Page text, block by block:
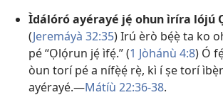
Ìdálóró ayérayé jẹ́ ohun ìríra lójú
(Jeremáyà 32:35) Irú èrò bẹ́ẹ̀ ta ko
pé “Ọlọ́run jẹ́ ìfẹ́.” (1 Jòhánù 4:8) Ó
òun torí pé a nífẹ̀ẹ́ rẹ̀, kì í ṣe torí
ayérayé.​—Mátíù 22:36-38.